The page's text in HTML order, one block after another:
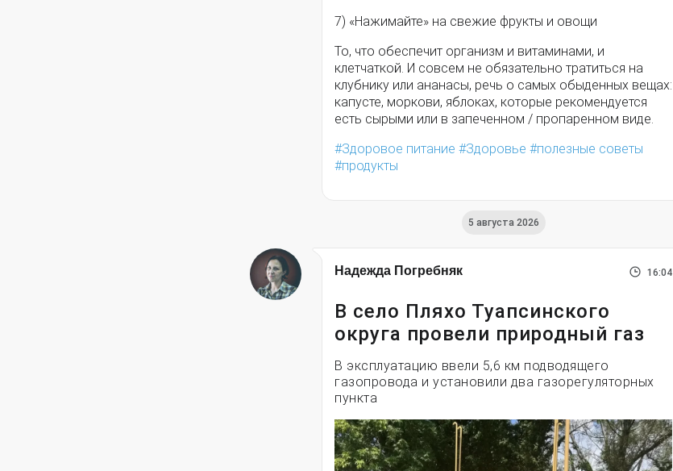
7) «Нажимайте» на свежие фрукты и овощи
То, что обеспечит организм и витаминами, и
клетчаткой. И совсем не обязательно тратиться на
клубнику или ананасы, речь о самых обыденных вещах:
капусте, моркови, яблоках, которые рекомендуется
есть сырыми или в запеченном / пропаренном виде.
Здоровое питание
Здоровье
полезные советы
продукты
5 августа 2026
Надежда Погребняк 16:04
В село Пляхо Туапсинского
округа провели природный газ
В эксплуатацию ввели 5,6 км подводящего
газопровода и установили два газорегуляторных
пункта